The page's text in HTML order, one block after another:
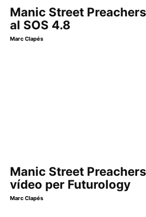
Manic Street
al SOS 4.8
Marc Clapés
Manic Street
vídeo per Futurology
Marc Clapés